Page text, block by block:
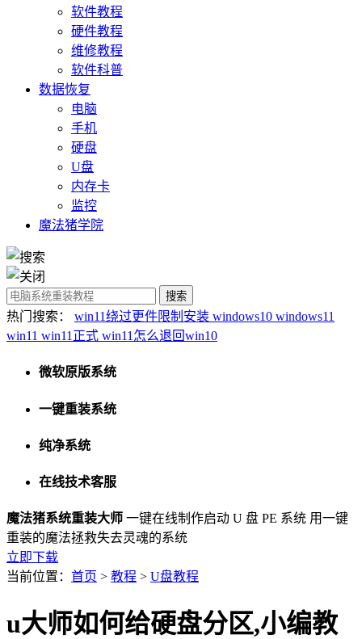
软件教程
硬件教程
维修教程
软件科普
数据恢复
电脑
手机
硬盘
U盘
内存卡
监控
魔法猪学院
热门搜索： win11绕过更件限制安装 windows10 windows11
win11 win11正式 win11怎么退回win10
微软原版系统
一键重装系统
纯净系统
在线技术客服
魔法猪系统重装大师 一键在线制作启动 U 盘 PE 系统 用一键
重装的魔法拯救失去灵魂的系统
立即下载
当前位置： 首页 > 教程 > U盘教程
u大师如何给硬盘分区,小编教